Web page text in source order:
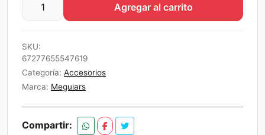
era:
$2.000.
es:
$1.900.
Aplicador
de
esponja
Meguiars
cantidad
Agregar al carrito
SKU:
67277655547619
Categoría: Accesorios
Marca: Meguiars
Compartir: